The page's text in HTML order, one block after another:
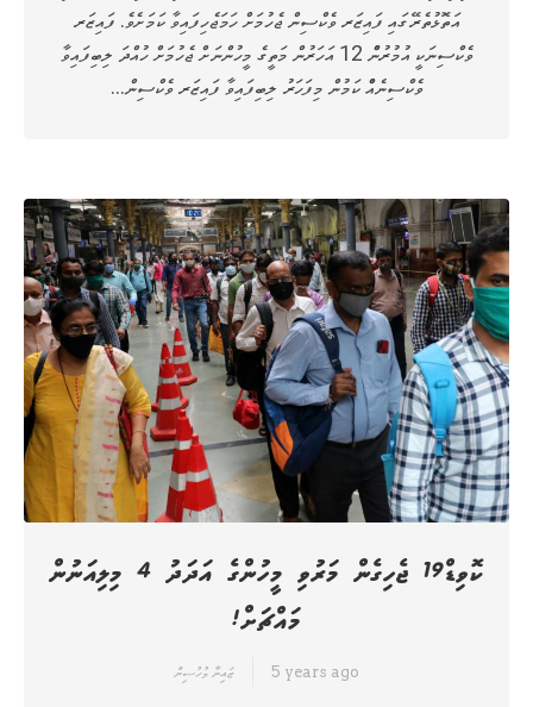
އަތޮޅުތެރޭގައި ފައިޒަރ ވެކްސިން ޖެހުމަށް ހަމަޖެހިފައިވާ ކަމަށެވެ. ފައިޒަރ
ވެކްސިނަކީ އުމުރުންް 12 އަހަރުން މަތީގެ މީހުންނަށް ޖެހުމަށް ހުއްދަ ލިބިފައިވާ
ވެކްސިނެއްް ކަމުން މިފަހަރު ލިބިފައިވާ ފައިޒަރ ވެކްސިން…
ކޮވިޑް19 ޖެހިގެން މަރުވި މީހުންގެ އަދަދު 4 މިލިއަނުން
މައްޗަށް!
ޒައިނާ މުހުސިން 5 years ago